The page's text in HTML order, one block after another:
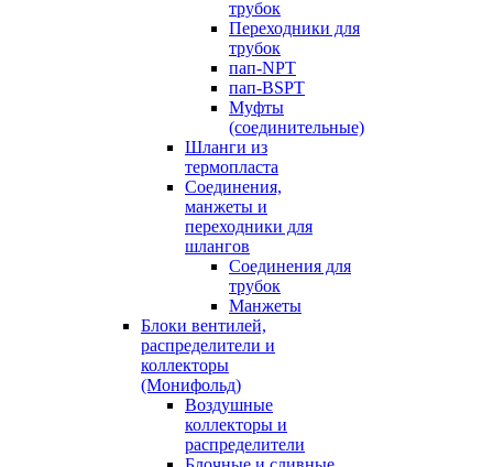
трубок
Переходники для
трубок
пап-NPT
пап-BSPT
Муфты
(соединительные)
Шланги из
термопласта
Соединения,
манжеты и
переходники для
шлангов
Соединения для
трубок
Манжеты
Блоки вентилей,
распределители и
коллекторы
(Монифольд)
Воздушные
коллекторы и
распределители